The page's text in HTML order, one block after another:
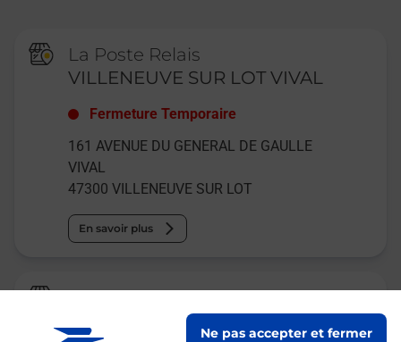
Ne pas accepter et fermer
La Poste Relais
VILLENEUVE SUR LOT VIVAL
Fermeture Temporaire
161 AVENUE DU GENERAL DE GAULLE
VIVAL
47300 VILLENEUVE SUR LOT
En savoir plus
La Poste
VILLENEUVE SUR LOT